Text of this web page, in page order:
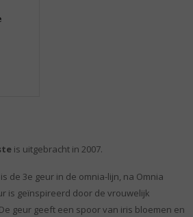
is uitgebracht in 2007.
de 3e geur in de omnia-lijn, na Omnia
is geïnspireerd door de vrouwelijk
geur geeft een spoor van iris bloemen en